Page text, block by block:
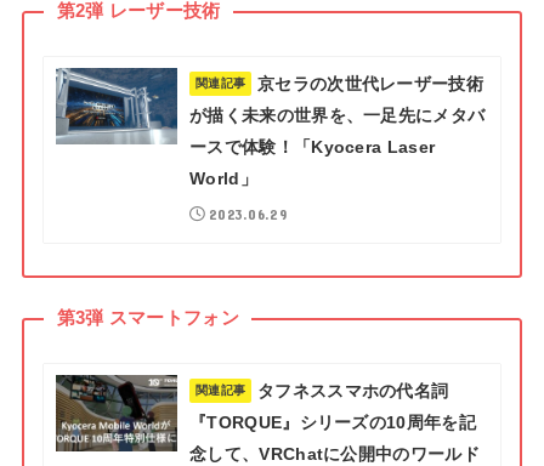
第2弾 レーザー技術
関連記事
京セラの次世代レーザー技術
が描く未来の世界を、一足先にメタバ
ースで体験！「Kyocera Laser
World」
2023.06.29
第3弾 スマートフォン
関連記事
タフネススマホの代名詞
『TORQUE』シリーズの10周年を記
念して、VRChatに公開中のワールド